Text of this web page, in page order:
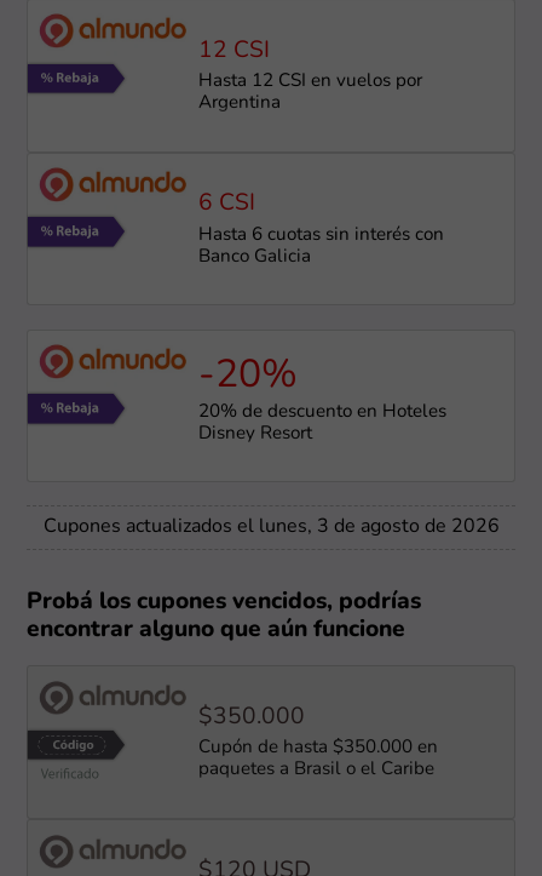
12 CSI
Hasta 12 CSI en vuelos por
Argentina
6 CSI
Hasta 6 cuotas sin interés con
Banco Galicia
-20%
20% de descuento en Hoteles
Disney Resort
Cupones actualizados el lunes, 3 de agosto de 2026
Probá los cupones vencidos, podrías
encontrar alguno que aún funcione
$350.000
Cupón de hasta $350.000 en
paquetes a Brasil o el Caribe